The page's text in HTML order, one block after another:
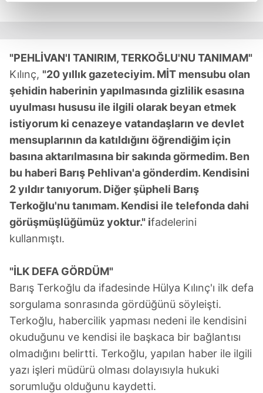
reklamların maliyetlerimizi karşılamak noktasında tek gelir
takdirde, kullanıcılara hedefli reklamlar
gösterilmeyecektir."
Sizlere daha iyi bir hizmet sunabilmek için İnternet
Sitemizde kendimize ve üçüncü kişilere ait çerezler
kullanılmaktadır. Bu çerezler vasıtasıyla çeşitli kişisel
verileriniz işlenmekte olup gerekli olan çerezler bilgi
toplumu hizmetlerinin sunulması amacıyla
kullanılmaktadır. Diğer çerezler, sitemizin daha işlevsel
kılınması ve kişiselleştirilmesi ve sizlere yönelik
reklam/pazarlama faaliyetlerinin yapılması, amaçlarıyla
sınırlı olarak açık rızanız dahilinde kullanılacaktır.
Çerezlere ilişkin tercihlerinizi aşağıda yer alan panel
için Ayarlar butonuna tıklayabilir,
Metnimiziziyaret edebilirsiniz.
6698 sayılı Kişisel Verilerin Korunması Kanunu uyarınca
hazırlanmış Aydınlatma Metnimizi okumak ve sitemizde
ilgili mevzuata uygun olarak kullanılan çerezlerle ilgili bilgi
almak için lütfentıklayınız.
"PEHLİVAN'I TANIRIM, TERKOĞLU'NU TANIMAM"
Kılınç, "20 yıllık gazeteciyim. MİT mensubu olan
şehidin haberinin yapılmasında gizlilik esasına
uyulması hususu ile ilgili olarak beyan etmek
istiyorum ki cenazeye vatandaşların ve devlet
mensuplarının da katıldığını öğrendiğim için
basına aktarılmasına bir sakında görmedim. Ben
bu haberi Barış Pehlivan'a gönderdim. Kendisini
2 yıldır tanıyorum. Diğer şüpheli Barış
Terkoğlu'nu tanımam. Kendisi ile telefonda dahi
görüşmüşlüğümüz yoktur." ifadelerini
kullanmıştı.
"İLK DEFA GÖRDÜM"
Barış Terkoğlu da ifadesinde Hülya Kılınç'ı ilk defa
sorgulama sonrasında gördüğünü söyleişti.
Terkoğlu, habercilik yapması nedeni ile kendisini
okuduğunu ve kendisi ile başkaca bir bağlantısı
olmadığını belirtti. Terkoğlu, yapılan haber ile ilgili
yazı işleri müdürü olması dolayısıyla hukuki
sorumluğu olduğunu kaydetti.